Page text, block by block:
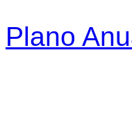
Plano